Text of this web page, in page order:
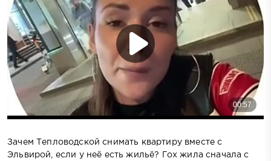
Зачем Тепловодской снимать квартиру вместе с
Эльвирой, если у неё есть жильё? Гох жила сначала с